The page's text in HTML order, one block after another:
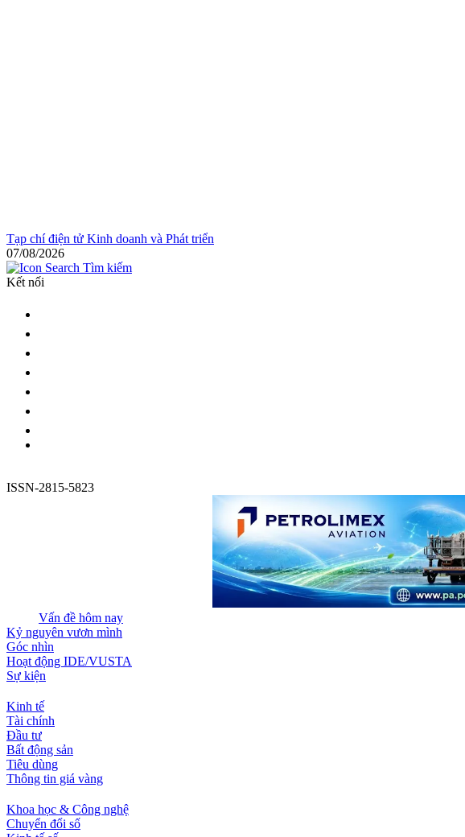
Tạp chí điện tử Kinh doanh và Phát triển
07/08/2026
Tìm kiếm
Kết nối
ISSN-2815-5823
Vấn đề hôm nay
Kỷ nguyên vươn mình
Góc nhìn
Hoạt động IDE/VUSTA
Sự kiện
Kinh tế
Tài chính
Đầu tư
Bất động sản
Tiêu dùng
Thông tin giá vàng
Khoa học & Công nghệ
Chuyển đổi số